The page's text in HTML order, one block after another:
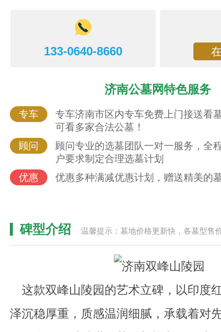
133-0640-8660
济南公墓网特色服务
专车
专车济南市区内专车免费上门接送看
可看多家合法公墓！
顾问
顾问专业的选墓团队一对一服务，全
户要求制定合理选墓计划
优惠
优惠多种满减优惠计划，赠送精美的
碑型介绍 温馨提示：墓地价格更新快，各墓型售
这款双峰山陵园的艺术立碑，以印度
泽沉稳厚重，质感温润细腻，承载着对